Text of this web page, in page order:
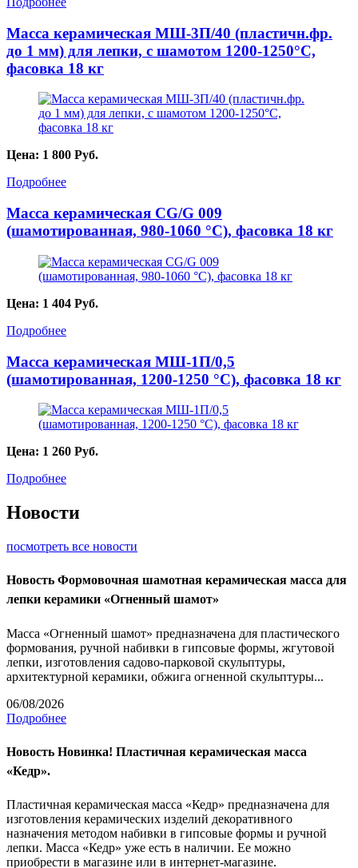
Масса керамическая МШ-3П/40 (пластичн.фр.
до 1 мм) для лепки, с шамотом 1200-1250°С,
фасовка 18 кг
Цена: 1 800 Руб.
Подробнее
Масса керамическая CG/G 009
(шамотированная, 980-1060 °С), фасовка 18 кг
Цена: 1 404 Руб.
Подробнее
Масса керамическая МШ-1П/0,5
(шамотированная, 1200-1250 °С), фасовка 18 кг
Цена: 1 260 Руб.
Подробнее
Новости
посмотреть все новости
Новость Формовочная шамотная керамическая масса для
лепки керамики «Огненный шамот»
Масса «Огненный шамот» предназначена для пластического
формования, ручной набивки в гипсовые формы, жгутовой
лепки, изготовления садово-парковой скульптуры,
архитектурной керамики, обжига огненной скульптуры...
06/08/2026
Подробнее
Новость Новинка! Пластичная керамическая масса
«Кедр».
Пластичная керамическая масса «Кедр» предназначена для
изготовления керамических изделий декоративного
назначения методом набивки в гипсовые формы и ручной
лепки. Масса «Кедр» уже есть в наличии. Ее можно
приобрести в магазине или в интернет-магазине.